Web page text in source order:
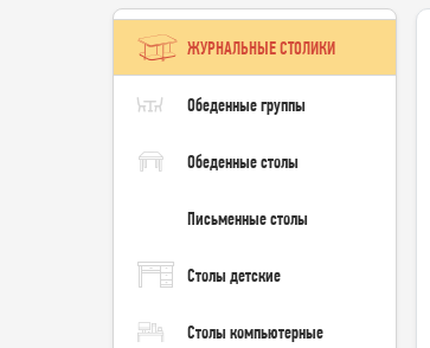
ЖУРНАЛЬНЫЕ СТОЛИКИ
Обеденные группы
Обеденные столы
Письменные столы
Столы детские
Столы компьютерные